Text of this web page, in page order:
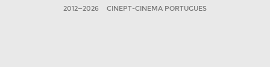
2012—2026 CINEPT-CINEMA PORTUGUES